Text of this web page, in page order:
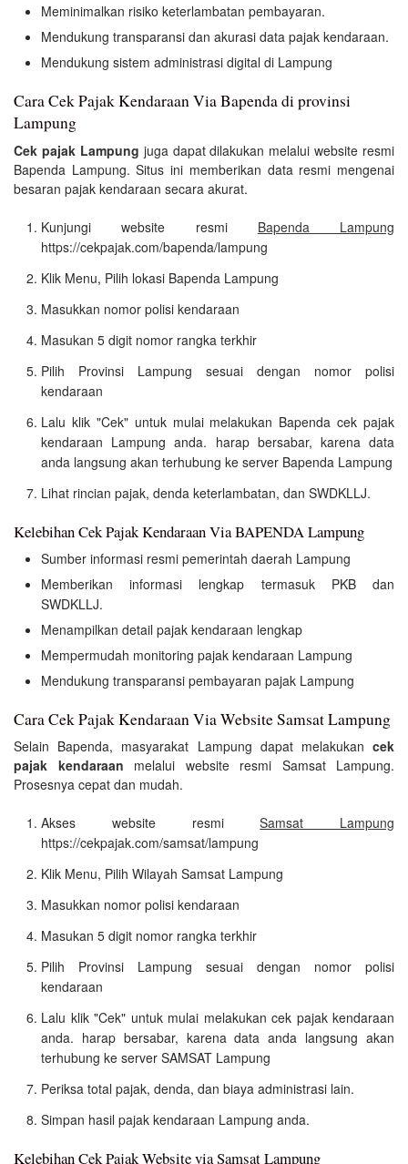
Meminimalkan risiko keterlambatan pembayaran.
Mendukung transparansi dan akurasi data pajak kendaraan.
Mendukung sistem administrasi digital di Lampung
Cara Cek Pajak Kendaraan Via Bapenda di provinsi
Lampung
Cek pajak Lampung juga dapat dilakukan melalui website resmi
Bapenda Lampung. Situs ini memberikan data resmi mengenai
besaran pajak kendaraan secara akurat.
Kunjungi website resmi Bapenda Lampung
https://cekpajak.com/bapenda/lampung
Klik Menu, Pilih lokasi Bapenda Lampung
Masukkan nomor polisi kendaraan
Masukan 5 digit nomor rangka terkhir
Pilih Provinsi Lampung sesuai dengan nomor polisi
kendaraan
Lalu klik "Cek" untuk mulai melakukan Bapenda cek pajak
kendaraan Lampung anda. harap bersabar, karena data
anda langsung akan terhubung ke server Bapenda Lampung
Lihat rincian pajak, denda keterlambatan, dan SWDKLLJ.
Kelebihan Cek Pajak Kendaraan Via BAPENDA Lampung
Sumber informasi resmi pemerintah daerah Lampung
Memberikan informasi lengkap termasuk PKB dan
SWDKLLJ.
Menampilkan detail pajak kendaraan lengkap
Mempermudah monitoring pajak kendaraan Lampung
Mendukung transparansi pembayaran pajak Lampung
Cara Cek Pajak Kendaraan Via Website Samsat Lampung
Selain Bapenda, masyarakat Lampung dapat melakukan cek
pajak kendaraan melalui website resmi Samsat Lampung.
Prosesnya cepat dan mudah.
Akses website resmiSamsat Lampung
https://cekpajak.com/samsat/lampung
Klik Menu, Pilih Wilayah Samsat Lampung
Masukkan nomor polisi kendaraan
Masukan 5 digit nomor rangka terkhir
Pilih Provinsi Lampung sesuai dengan nomor polisi
kendaraan
Lalu klik "Cek" untuk mulai melakukan cek pajak kendaraan
anda. harap bersabar, karena data anda langsung akan
terhubung ke server SAMSAT Lampung
Periksa total pajak, denda, dan biaya administrasi lain.
Simpan hasil pajak kendaraan Lampung anda.
Kelebihan Cek Pajak Website via Samsat Lampung